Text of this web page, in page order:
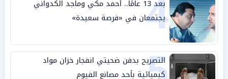
بعد 13 عامًا.. أحمد مكي وماجد الكدواني
يجتمعان في «فرصة سعيدة»
التصريح بدفن ضحيتي انفجار خزان مواد
كيميائية بأحد مصانع الفيوم